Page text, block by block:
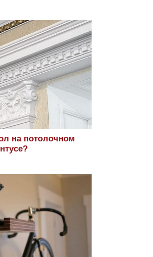
на потолочном